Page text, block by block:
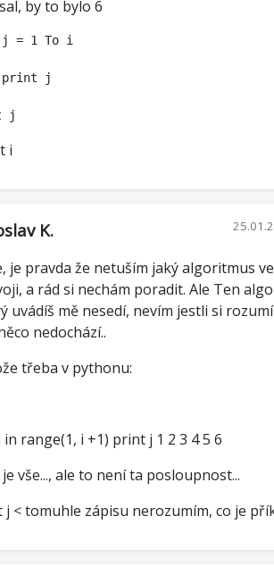
by to bylo 6
j = 1 To i
j
i
K.
je pravda že netuším jaký algoritmus
a rád si nechám poradit. Ale Ten
uvádíš mě nesedí, nevím jestli si
nedochází..
třeba v pythonu:
range(1, i +1) print j 1 2 3 4 5 6
vše..., ale to není ta posloupnost...
j < tomuhle zápisu nerozumím, co je